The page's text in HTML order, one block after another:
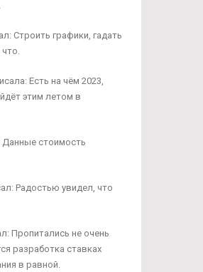
Строить графики, гадать
Есть на чём 2023,
этим летом в
Данные стоимость
Радостью увидел, что
Пропитались не очень
разработка ставках
в равной.